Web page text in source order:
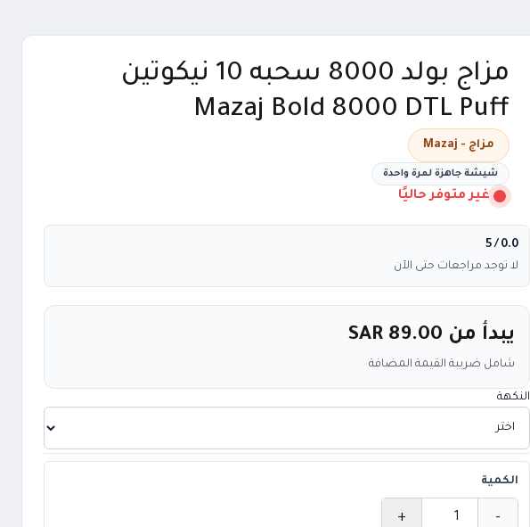
مزاج بولد 8000 سحبه 10 نيكوتين
Mazaj Bold 8000 DTL Puff
مزاج - Mazaj
شيشة جاهزة لمرة واحدة
غير متوفر حاليًا
0.0
/ 5
لا توجد مراجعات حتى الآن
يبدأ من SAR 89.00
شامل ضريبة القيمة المضافة
النكهة
الكمية
-
+